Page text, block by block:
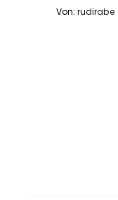
von 5
Von:rudirabe